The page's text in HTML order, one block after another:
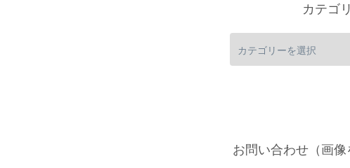
カテゴ
お問い合わせ（画像